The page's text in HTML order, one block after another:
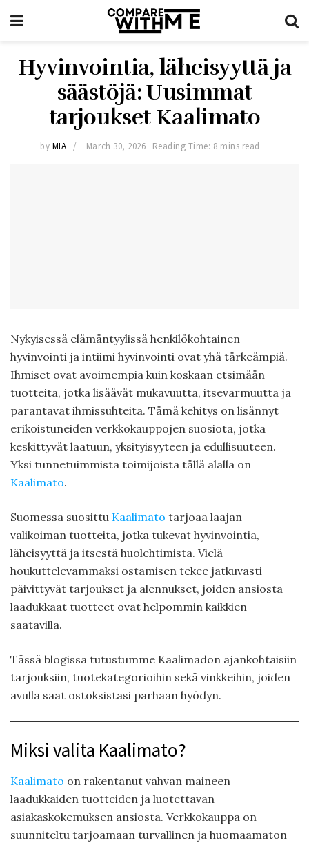
Hyvinvointia, läheisyyttä ja
säästöjä: Uusimmat
tarjoukset Kaalimato
by MIA March 30, 2026 Reading Time: 8 mins read
Nykyisessä elämäntyylissä henkilökohtainen
hyvinvointi ja intiimi hyvinvointi ovat yhä tärkeämpiä.
Ihmiset ovat avoimempia kuin koskaan etsimään
tuotteita, jotka lisäävät mukavuutta, itsevarmuutta ja
parantavat ihmissuhteita. Tämä kehitys on lisännyt
erikoistuneiden verkkokauppojen suosiota, jotka
keskittyvät laatuun, yksityisyyteen ja edullisuuteen.
Yksi tunnetuimmista toimijoista tällä alalla on
Kaalimato.
Suomessa suosittu Kaalimato tarjoaa laajan
valikoiman tuotteita, jotka tukevat hyvinvointia,
läheisyyttä ja itsestä huolehtimista. Vielä
houkuttelevammaksi ostamisen tekee jatkuvasti
päivittyvät tarjoukset ja alennukset, joiden ansiosta
laadukkaat tuotteet ovat helpommin kaikkien
saatavilla.
Tässä blogissa tutustumme Kaalimadon ajankohtaisiin
tarjouksiin, tuotekategorioihin sekä vinkkeihin, joiden
avulla saat ostoksistasi parhaan hyödyn.
Miksi valita Kaalimato?
Kaalimato on rakentanut vahvan maineen
laadukkaiden tuotteiden ja luotettavan
asiakaskokemuksen ansiosta. Verkkokauppa on
suunniteltu tarjoamaan turvallinen ja huomaamaton